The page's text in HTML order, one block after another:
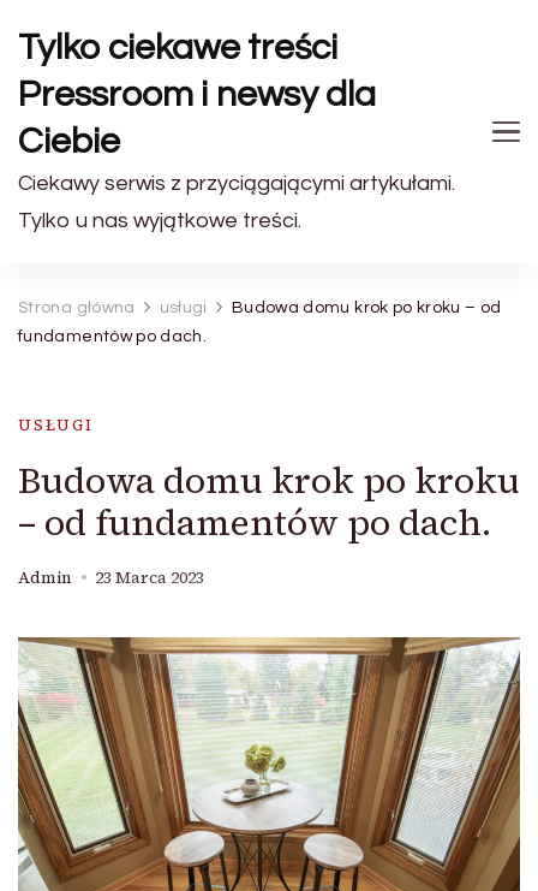
Tylko ciekawe treści
Pressroom i newsy dla
Ciebie
Ciekawy serwis z przyciągającymi artykułami.
Tylko u nas wyjątkowe treści.
Strona główna usługi
Budowa domu krok po kroku – od
fundamentów po dach.
USŁUGI
Budowa domu krok po kroku
– od fundamentów po dach.
Admin 23 Marca 2023